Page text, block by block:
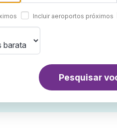
Incluir aeroportos próximos
Pesquisar